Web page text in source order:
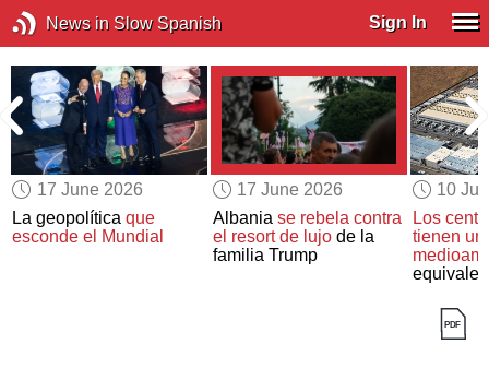
News in Slow Spanish Sign In
17 June 2026
La geopolíticaque
esconde el Mundial
17 June 2026
Albania se rebela contra
el resort de lujode la
familia Trump
10
Los
tienen